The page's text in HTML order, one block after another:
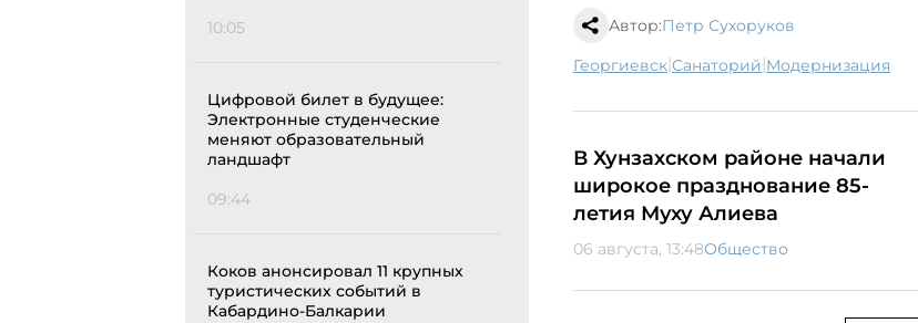
10:05
Цифровой билет в будущее:
Электронные студенческие
меняют образовательный
ландшафт
09:44
Коков анонсировал 11 крупных
туристических событий в
Кабардино-Балкарии
Автор:Петр Сухоруков
Георгиевск| санаторий| модернизация
В Хунзахском районе начали
широкое празднование 85-
летия Муху Алиева
06 августа, 13:48Общество